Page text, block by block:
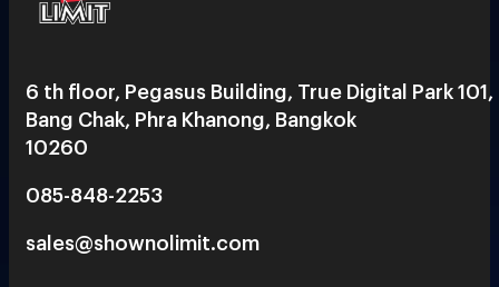
6 th floor, Pegasus Building, True Digital Park 101,
Bang Chak, Phra Khanong, Bangkok
10260
085-848-2253
sales@shownolimit.com